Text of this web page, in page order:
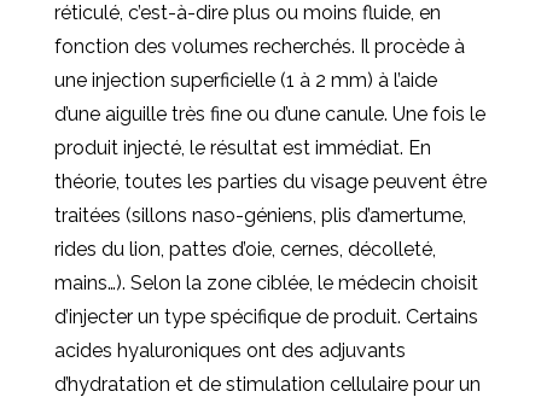
réticulé, c’est-à-dire plus ou moins fluide, en
fonction des volumes recherchés. Il procède à
une injection superficielle (1 à 2 mm) à l’aide
d’une aiguille très fine ou d’une canule. Une fois le
produit injecté, le résultat est immédiat. En
théorie, toutes les parties du visage peuvent être
traitées (sillons naso-géniens, plis d’amertume,
rides du lion, pattes d’oie, cernes, décolleté,
mains…). Selon la zone ciblée, le médecin choisit
d’injecter un type spécifique de produit. Certains
acides hyaluroniques ont des adjuvants
d’hydratation et de stimulation cellulaire pour un